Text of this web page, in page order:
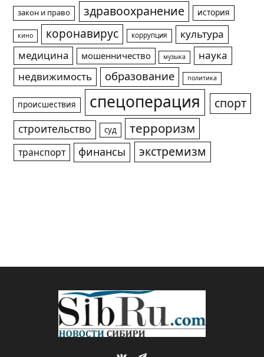
закон и право здравоохранение история
кино коронавирус коррупция
культура
медицина
мошенничество музыка
наука
недвижимость
образование политика
происшествия спецоперация спорт
строительство суд терроризм
транспорт финансы экстремизм